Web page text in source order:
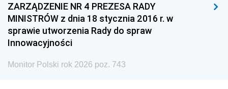
ZARZĄDZENIE NR 4 PREZESA RADY
MINISTRÓW z dnia 18 stycznia 2016 r. w
sprawie utworzenia Rady do spraw
Innowacyjności
Monitor Polski rok 2026 poz. 743